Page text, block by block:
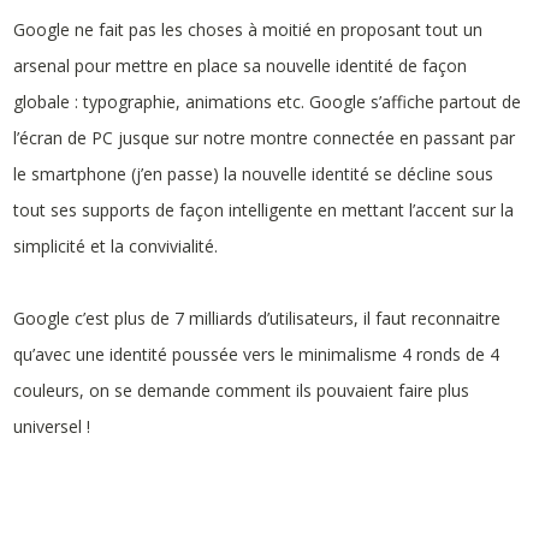
Google ne fait pas les choses à moitié en proposant tout un
arsenal pour mettre en place sa nouvelle identité de façon
globale : typographie, animations etc. Google s’affiche partout de
l’écran de PC jusque sur notre montre connectée en passant par
le smartphone (j’en passe) la nouvelle identité se décline sous
tout ses supports de façon intelligente en mettant l’accent sur la
simplicité et la convivialité.
Google c’est plus de 7 milliards d’utilisateurs, il faut reconnaitre
qu’avec une identité poussée vers le minimalisme 4 ronds de 4
couleurs, on se demande comment ils pouvaient faire plus
universel !